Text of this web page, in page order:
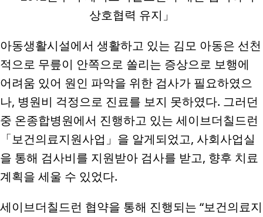
상호협력 유지 」
아동생활시설에서 생활하고 있는 김모 아동은 선천
적으로 무릎이 안쪽으로 쏠리는 증상으로 보행에
어려움 있어 원인 파악을 위한 검사가 필요하였으
나, 병원비 걱정으로 진료를 보지 못하였다. 그러던
중 온종합병원에서 진행하고 있는 세이브더칠드런
「보건의료지원사업 」 을 알게되었고, 사회사업실
을 통해 검사비를 지원받아 검사를 받고, 향후 치료
계획을 세울 수 있었다.
세이브더칠드런 협약을 통해 진행되는 “보건의료지